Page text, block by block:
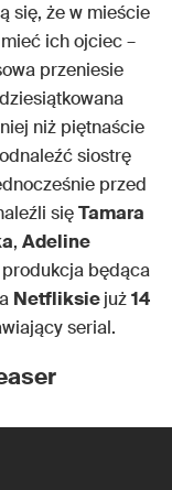
się, że w mieście
ich ojciec –
przeniesie
niż piętnaście
siostrę
przed
sięTamara
, Adeline
produkcja będąca
Netfliksiejuż14
serial.